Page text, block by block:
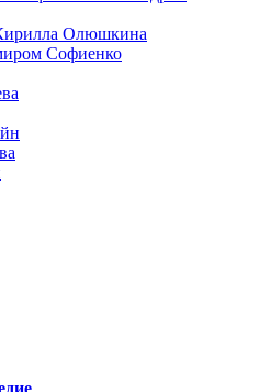
Олюшкина
Софиенко